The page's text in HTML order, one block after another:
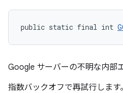
public static final int
Google サーバーの不明な内部
指数バックオフで再試行しま